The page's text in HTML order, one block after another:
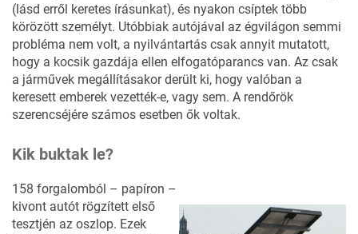
(lásd erről keretes írásunkat), és nyakon csíptek több
körözött személyt. Utóbbiak autójával az égvilágon semmi
probléma nem volt, a nyilvántartás csak annyit mutatott,
hogy a kocsik gazdája ellen elfogatóparancs van. Az csak
a járművek megállításakor derült ki, hogy valóban a
keresett emberek vezették-e, vagy sem. A rendőrök
szerencséjére számos esetben ők voltak.
Kik buktak le?
158 forgalomból – papíron –
kivont autót rögzített első
tesztjén az oszlop. Ezek